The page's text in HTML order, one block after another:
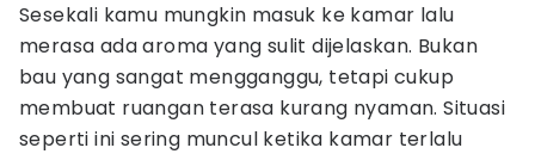
Sesekali kamu mungkin masuk ke kamar lalu
merasa ada aroma yang sulit dijelaskan. Bukan
bau yang sangat mengganggu, tetapi cukup
membuat ruangan terasa kurang nyaman. Situasi
seperti ini sering muncul ketika kamar terlalu